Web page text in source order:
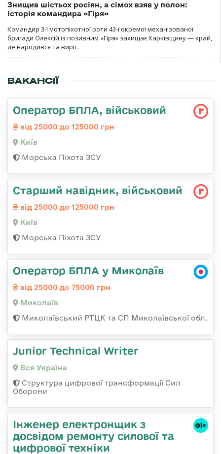
Знищив шістьох росіян, а сімох взяв у полон:
історія командира «Гіря»
Командир 3-ї мотопіхотної роти 43-ї окремої механізованої
бригади Олексій із позивним «Гіря» захищає Харківщину — край,
де народився та виріс.
ВАКАНСІЇ
Оператор БПЛА, військовий
від 25000 до 125000 грн
Київ
Морська Піхота ЗСУ
Стаpший навідник, військовий
від 25000 до 125000 грн
Київ
Морська Піхота ЗСУ
Оператор БПЛА у Миколаїв
від 25000 до 75000 грн
Миколаїв
Миколаївський РТЦК та СП Миколаївської обл.
Junior Technical Writer
Вся Україна
Структура цифрової трансформації Сил
Оборони
Інженер електронщик з
досвідом ремонту силової та
цифрової техніки